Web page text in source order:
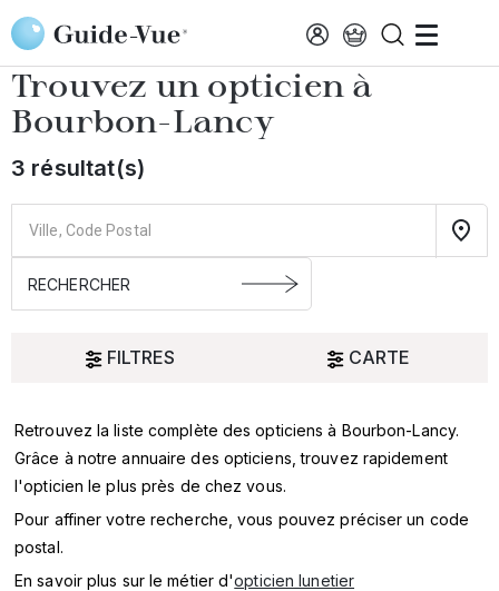
Aller au contenu principal
Accueil Choisir mon opticien Bourbon-Lancy
Trouvez un opticien à
Bourbon-Lancy
3 résultat(s)
FILTRES CARTE
Oui
SERVICES
MARQUES
Retrouvez la liste complète des opticiens à Bourbon-Lancy.
Grâce à notre annuaire des opticiens, trouvez rapidement
l'opticien le plus près de chez vous.
Pour affiner votre recherche, vous pouvez préciser un code
postal.
En savoir plus sur le métier d'opticien lunetier